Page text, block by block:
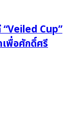
“Veiled Cup”
เพื่อศักดิ์ศรี